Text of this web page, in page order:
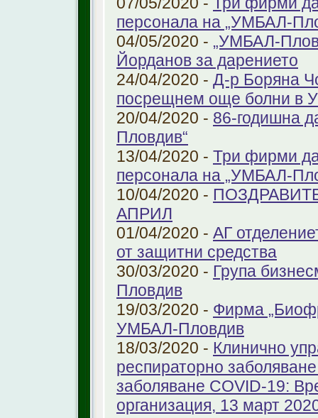
персонала на „УМБАЛ-
04/05/2020 - „УМБАЛ-
Йорданов за дарението
24/04/2020 - Д-р Боряна
посрещнем още болни в
20/04/2020 - 86-годишна
Пловдив“
13/04/2020 - Три фирми
персонала на „УМБАЛ-
10/04/2020 -
АПРИЛ
01/04/2020 - АГ
от защитни средства
30/03/2020 - Група
Пловдив
19/03/2020 - Фирма
УМБАЛ-Пловдив
18/03/2020 - Клинично
респираторно
заболяване COVID-19:
организация, 13 март